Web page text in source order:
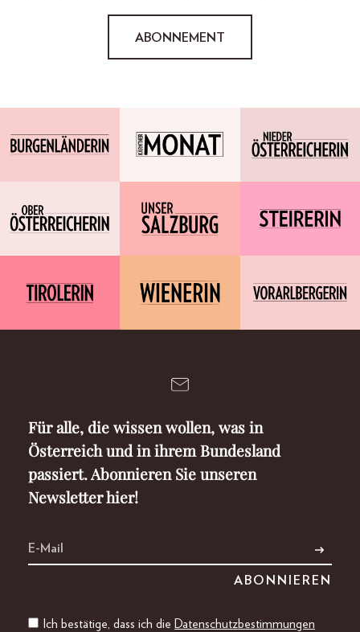
ABONNEMENT
Für alle, die wissen wollen, was in
Österreich und in ihrem Bundesland
passiert. Abonnieren Sie unseren
Newsletter hier!
Ich bestätige, dass ich die Datenschutzbestimmungen